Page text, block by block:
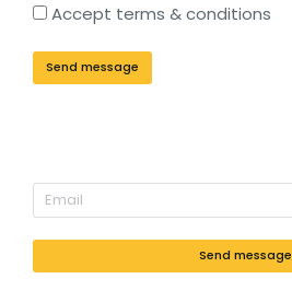
Accept terms & conditions
Send message
Send message